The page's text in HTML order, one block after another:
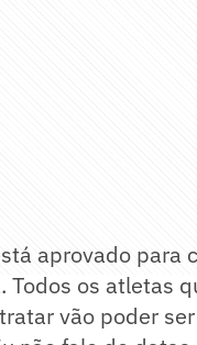
aprovado para
Todos os atletas
vão poder ser